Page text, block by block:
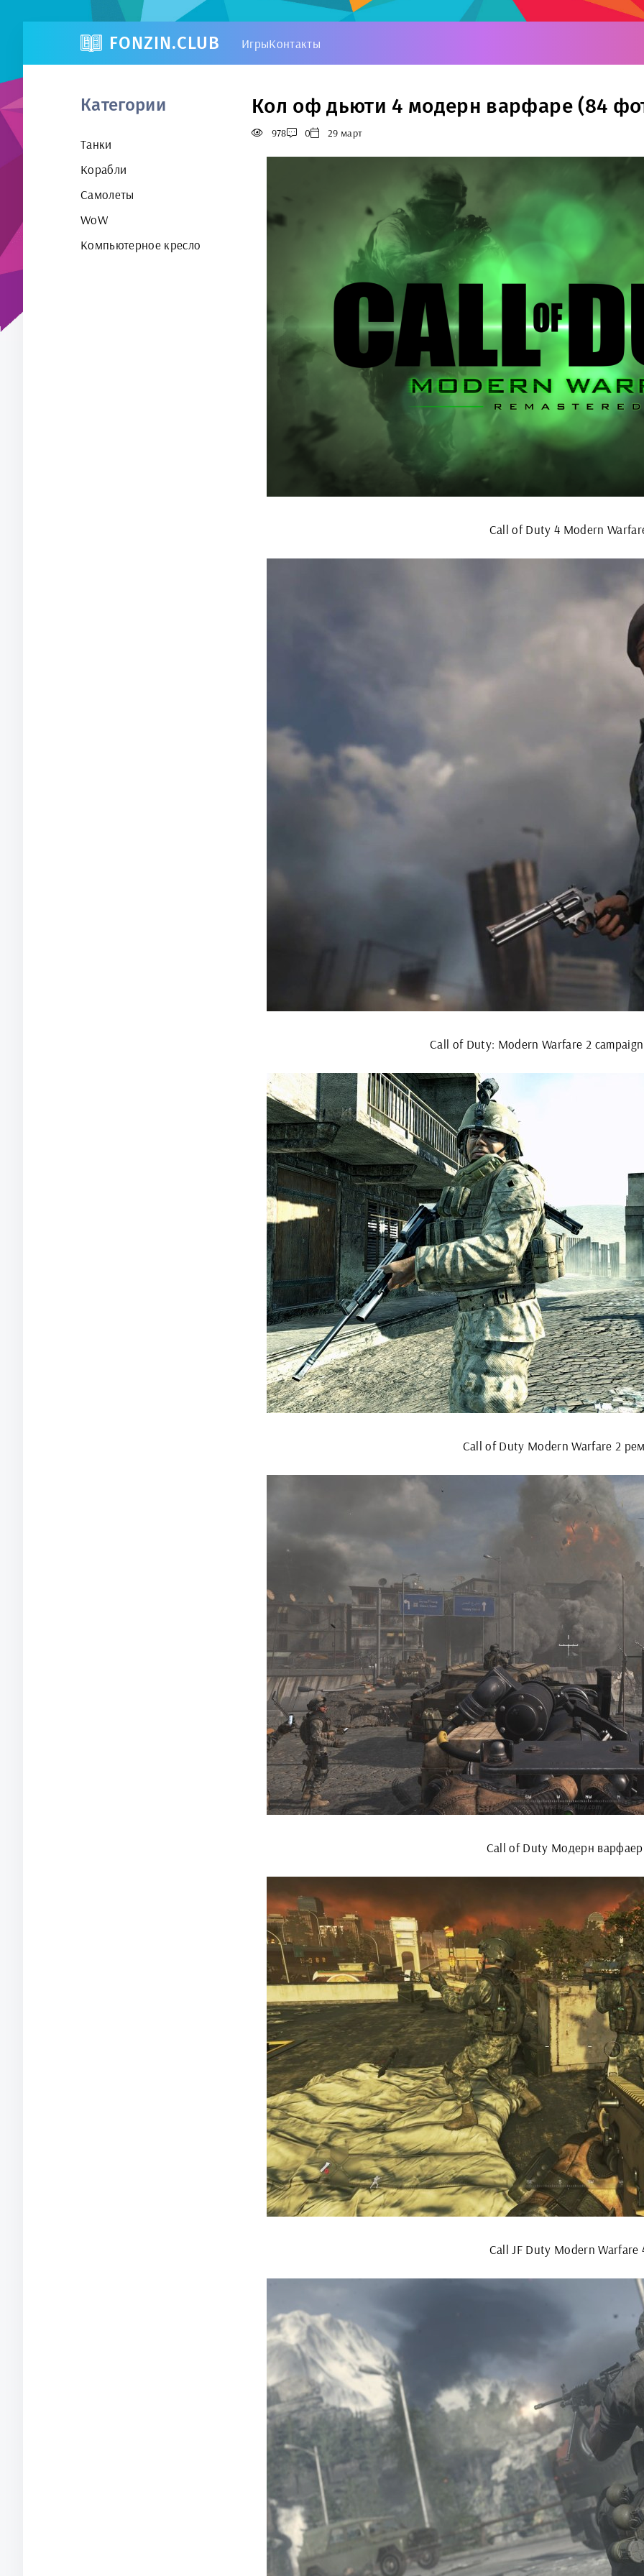
FONZIN.CLUB ИгрыКонтакты
Категории
Танки
Корабли
Самолеты
WoW
Компьютерное кресло
Кол оф дьюти 4 модерн варфаре (84
978 0 29 март
Call of Duty 4 Modern
Call of Duty: Modern Warfare 2
Call of Duty Modern Warfare 2
Call of Duty Модерн варфаер
Call JF Duty Modern Warfare